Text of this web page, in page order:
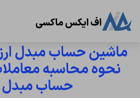
ماشین حساب مبدل
نحوه محاسبه
حساب مبدل